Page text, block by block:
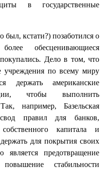
в государственные
кстати?) позаботился о
обесценивающиеся
Дело в том, что
по всему миру
держать американские
чтобы выполнить
например, Базельская
правил для банков,
капитала и
для покрытия своих
предотвращение
стабильности